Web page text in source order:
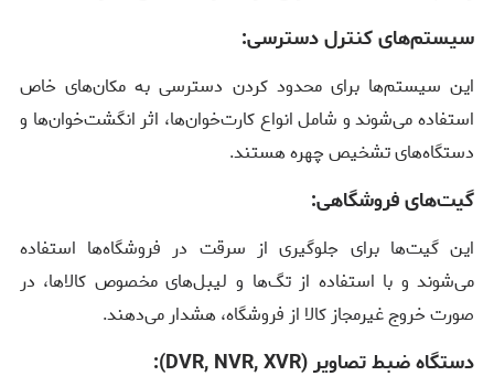
سیستم‌های کنترل دسترسی:
این سیستم‌ها برای محدود کردن دسترسی به مکان‌های خاص
استفاده می‌شوند و شامل انواع کارت‌خوان‌ها، اثر انگشت‌خوان‌ها و
دستگاه‌های تشخیص چهره هستند.
گیت‌های فروشگاهی:
این گیت‌ها برای جلوگیری از سرقت در فروشگاه‌ها استفاده
می‌شوند و با استفاده از تگ‌ها و لیبل‌های مخصوص کالاها، در
صورت خروج غیرمجاز کالا از فروشگاه، هشدار می‌دهند.
دستگاه ضبط تصاویر (DVR, NVR, XVR
):